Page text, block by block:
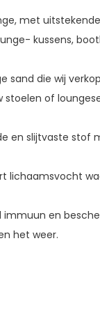
met
kussens,
sand die wij
stoelen of
en slijtvaste stof
lichaamsvocht
immuun en
het weer.